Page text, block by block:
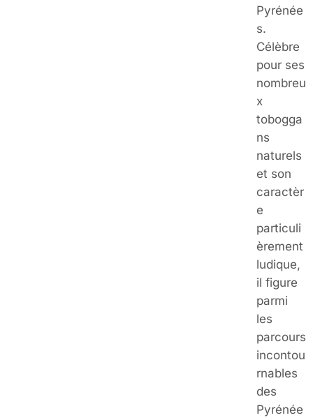
Pyrénée
s.
Célèbre
pour ses
nombreu
x
tobogga
ns
naturels
et son
caractèr
e
particuli
èrement
ludique,
il figure
parmi
les
parcours
incontou
rnables
des
Pyrénée